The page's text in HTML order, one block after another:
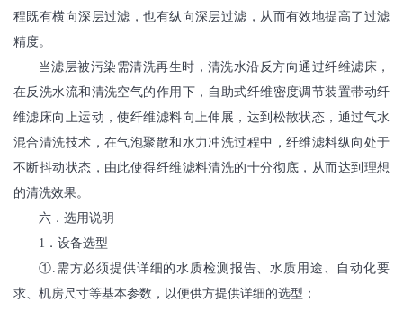
程既有横向深层过滤，也有纵向深层过滤，从而有效地提高了过滤
精度。
当滤层被污染需清洗再生时，清洗水沿反方向通过纤维滤床，
在反洗水流和清洗空气的作用下，自助式纤维密度调节装置带动纤
维滤床向上运动，使纤维滤料向上伸展，达到松散状态，通过气水
混合清洗技术，在气泡聚散和水力冲洗过程中，纤维滤料纵向处于
不断抖动状态，由此使得纤维滤料清洗的十分彻底，从而达到理想
的清洗效果。
六．选用说明
1 ．设备选型
①. 需方必须提供详细的水质检测报告、水质用途、自动化要
求、机房尺寸等基本参数，以便供方提供详细的选型；